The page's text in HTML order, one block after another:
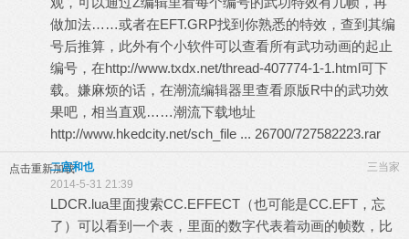
做加法……或者在EFT.GRP找到你熟悉的特效，查到其编
号后推算，此外有个小软件可以查看所有武功动画的起止
编号，在http://www.txdx.net/thread-407774-1-1.html可下
载。嫌麻烦的话，在潮流编辑器里查看原版R中的武功效
果吧，相当直观……潮流下载地址
http://www.hkedcity.net/sch_file ... 26700/727582223.rar
点击重新加载 三当家
二宫和也
2014-5-31 21:39
LDCR.lua里面搜索CC.EFFECT（也可能是CC.EFT，忘
了）可以看到一个表，里面的数字代表着动画的帧数，比